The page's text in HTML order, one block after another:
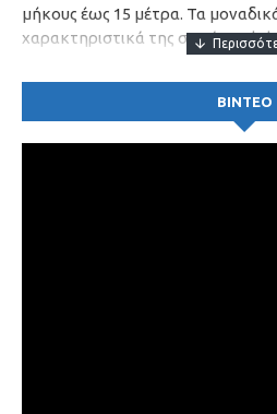
μήκους έως 15 μέτρα. Τα
χαρακτηριστικά της σειράς
σειρά ρομπότ καθαρισμού
Τεχνικά Χαρακτηριστικά
ΒΙΝΤΕΟ